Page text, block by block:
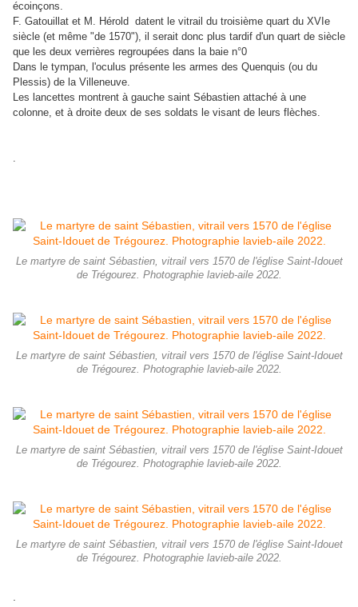
écoinçons.
F. Gatouillat et M. Hérold datent le vitrail du troisième quart du XVIe
siècle (et même "de 1570"), il serait donc plus tardif d'un quart de siècle
que les deux verrières regroupées dans la baie n°0
Dans le tympan, l'oculus présente les armes des Quenquis (ou du
Plessis) de la Villeneuve.
Les lancettes montrent à gauche saint Sébastien attaché à une
colonne, et à droite deux de ses soldats le visant de leurs flèches.
.
Le martyre de saint Sébastien, vitrail vers 1570 de l'église Saint-Idouet
de Trégourez. Photographie lavieb-aile 2022.
Le martyre de saint Sébastien, vitrail vers 1570 de l'église Saint-Idouet
de Trégourez. Photographie lavieb-aile 2022.
Le martyre de saint Sébastien, vitrail vers 1570 de l'église Saint-Idouet
de Trégourez. Photographie lavieb-aile 2022.
Le martyre de saint Sébastien, vitrail vers 1570 de l'église Saint-Idouet
de Trégourez. Photographie lavieb-aile 2022.